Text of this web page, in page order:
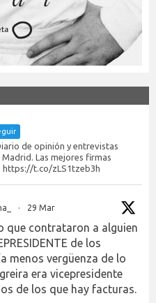
de opinión y entrevistas
Las mejores firmas
https://t.co/zLS1tzeb3h
· 29 Mar
que contrataron a alguien
de los
menos vergüenza de lo
era vicepresidente
de los que hay facturas.